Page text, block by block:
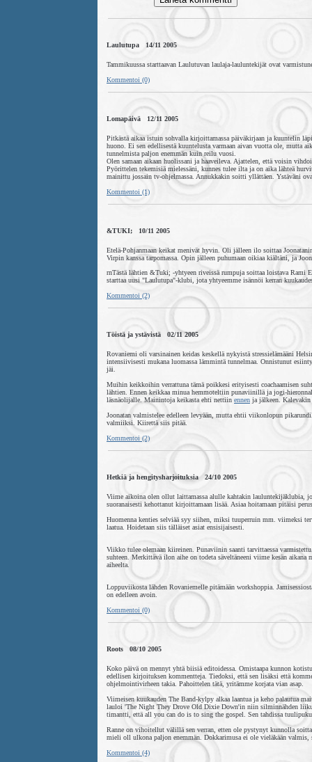
Laulutupa 14/11 2005
Tammikuussa starttaavan Laulutuvan laulaja-lauluntekijät ovat
Kommentoi (0)
Lomapäivä 12/11 2005
Pitkästä aikaa istuin sohvalla kirjoittamassa päiväkirjaan ja kuuntelin
huono. Ei sen edellisestä kuuntelusta varmaan aivan vuotta ole, mutta
tunnelmista paljon enemmän kuin reilu vuosi.
Olen samaan aikaan huolissani ja haaveileva. Ajattelen, että voisin
Pyörittelen tekemisiä mielessäni, kunnes tulee ilta ja on aika lähteä
mainittu jossain tv-ohjelmassa. Annukkakin soitti yllättäen. Ystäväni
Kommentoi (1)
&TUKI; 10/11 2005
Etelä-Pohjanmaan keikat menivät hyvin. Oli jälleen ilo soittaa
Virpin kanssa tarpomassa. Opin jälleen puhumaan oikiaa kiältäni, ja
rnTästä lähtien &Tuki; -yhtyeen riveissä rumpuja soittaa loistava Rami
starttaa uusi "Laulutupa"-klubi, jota yhtyeemme isännöi kerran
Kommentoi (2)
Töistä ja ystävistä 02/11 2005
Rovaniemi oli varsinainen keidas keskellä nykyistä stressielämääni
intensiivisesti mukana luomassa lämmintä tunnelmaa. Onnistunut
jäi.
Muihin keikkoihin verrattuna tämä poikkesi erityisesti coachaamisen
lähtien. Ennen keikkaa minua hemmoteltiin punaviinillä ja jogi-
läsnäolijalle. Mainintoja keikasta ehti nettiin ennen ja jälkeen.
Joonatan valmistelee edelleen levyään, mutta ehtii viikonlopun
valmiiksi. Kiirettä siis pitää.
Kommentoi (2)
Hetkiä ja hengitysharjoituksia 24/10 2005
Viime aikoina olen ollut laittamassa alulle kahtakin lauluntekijäklubia,
suoranaisesti kehottanut kirjoittamaan lisää. Asiaa hoitamaan pitäisi
Huomenna kenties selviää syy siihen, miksi tuuperruin mm. viimeksi
laatua. Hoidetaan siis tälläiset asiat ensisijaisesti.
Viikko tulee olemaan kiireinen. Punaviinin saanti tarvittaessa
suhteen. Merkittävä ilon aihe on todeta säveltäneeni viime kesän
aiheelta.
Loppuviikosta lähden Rovaniemelle pitämään workshoppia.
on edelleen avoin.
Kommentoi (0)
Roots 08/10 2005
Koko päivä on mennyt yhtä biisiä editoidessa. Omistaapa kunnon
edellisen kirjoituksen kommentteja. Tiedoksi, että sen lisäksi että
ohjelmointivirheen takia. Pahoittelen tätä, yritämme korjata vian asap.
Viimeisen kuukauden The Band-kylpy alkaa laantua ja keho palautua
lauloi 'The Night They Drove Old Dixie Down'in niin silminnähden
timantti, että all you can do is to sing the gospel. Sen tahdissa
Ranne on vihoitellut välillä sen verran, etten ole pystynyt kunnolla
mieli oll ulkona paljon enemmän. Dokkarimusa ei ole vieläkään valmis,
Kommentoi (4)